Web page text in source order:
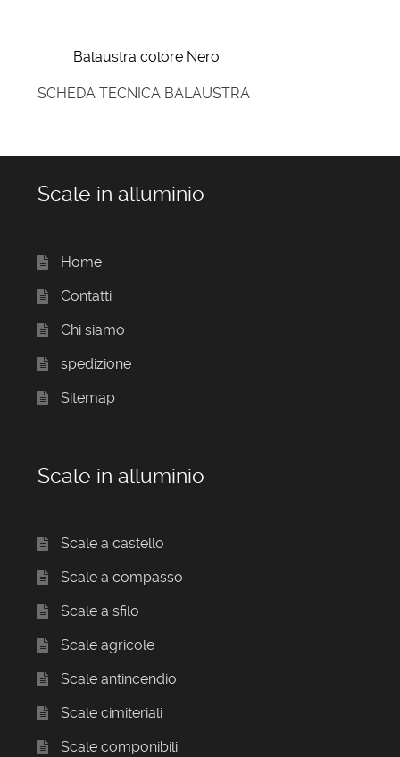
Balaustra colore Nero
SCHEDA TECNICA BALAUSTRA
Scale in alluminio
Home
Contatti
Chi siamo
spedizione
Sitemap
Scale in alluminio
Scale a castello
Scale a compasso
Scale a sfilo
Scale agricole
Scale antincendio
Scale cimiteriali
Scale componibili